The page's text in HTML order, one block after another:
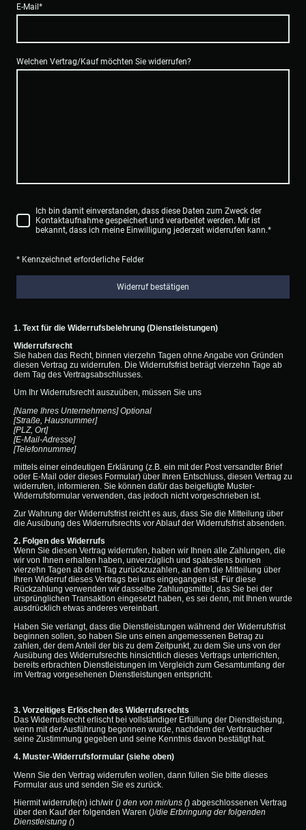
E-Mail *
Welchen Vertrag/Kauf möchten Sie widerrufen?
Ich bin damit einverstanden, dass diese Daten zum Zweck der
Kontaktaufnahme gespeichert und verarbeitet werden. Mir ist
bekannt, dass ich meine Einwilligung jederzeit widerrufen kann.*
* Kennzeichnet erforderliche Felder
Widerruf bestätigen
1. Text für die Widerrufsbelehrung (Dienstleistungen)
Widerrufsrecht
Sie haben das Recht, binnen vierzehn Tagen ohne Angabe von Gründen
diesen Vertrag zu widerrufen. Die Widerrufsfrist beträgt vierzehn Tage ab
dem Tag des Vertragsabschlusses.
Um Ihr Widerrufsrecht auszuüben, müssen Sie uns
[Name Ihres Unternehmens] Optional
[Straße, Hausnummer]
[PLZ, Ort]
[E-Mail-Adresse]
[Telefonnummer]
mittels einer eindeutigen Erklärung (z.B. ein mit der Post versandter Brief
oder E-Mail oder dieses Formular) über Ihren Entschluss, diesen Vertrag zu
widerrufen, informieren. Sie können dafür das beigefügte Muster-
Widerrufsformular verwenden, das jedoch nicht vorgeschrieben ist.
Zur Wahrung der Widerrufsfrist reicht es aus, dass Sie die Mitteilung über
die Ausübung des Widerrufsrechts vor Ablauf der Widerrufsfrist absenden.
2. Folgen des Widerrufs
Wenn Sie diesen Vertrag widerrufen, haben wir Ihnen alle Zahlungen, die
wir von Ihnen erhalten haben, unverzüglich und spätestens binnen
vierzehn Tagen ab dem Tag zurückzuzahlen, an dem die Mitteilung über
Ihren Widerruf dieses Vertrags bei uns eingegangen ist. Für diese
Rückzahlung verwenden wir dasselbe Zahlungsmittel, das Sie bei der
ursprünglichen Transaktion eingesetzt haben, es sei denn, mit Ihnen wurde
ausdrücklich etwas anderes vereinbart.
Haben Sie verlangt, dass die Dienstleistungen während der Widerrufsfrist
beginnen sollen, so haben Sie uns einen angemessenen Betrag zu
zahlen, der dem Anteil der bis zu dem Zeitpunkt, zu dem Sie uns von der
Ausübung des Widerrufsrechts hinsichtlich dieses Vertrags unterrichten,
bereits erbrachten Dienstleistungen im Vergleich zum Gesamtumfang der
im Vertrag vorgesehenen Dienstleistungen entspricht.
3. Vorzeitiges Erlöschen des Widerrufsrechts
Das Widerrufsrecht erlischt bei vollständiger Erfüllung der Dienstleistung,
wenn mit der Ausführung begonnen wurde, nachdem der Verbraucher
seine Zustimmung gegeben und seine Kenntnis davon bestätigt hat.
4. Muster-Widerrufsformular (siehe oben)
Wenn Sie den Vertrag widerrufen wollen, dann füllen Sie bitte dieses
Formular aus und senden Sie es zurück.
Hiermit widerrufe(n) ich/wir () den von mir/uns () abgeschlossenen Vertrag
über den Kauf der folgenden Waren ()/die Erbringung der folgenden
Dienstleistung ()